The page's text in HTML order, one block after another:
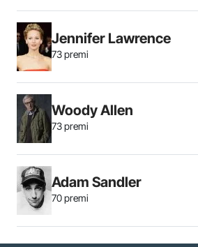
Jennifer Lawrence
73 premi
Woody Allen
73 premi
Adam Sandler
70 premi